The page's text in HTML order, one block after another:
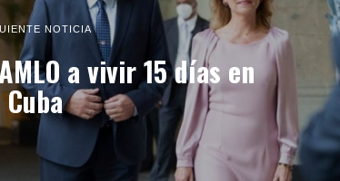
NOTICIA
a vivir 15 días en
Cuba